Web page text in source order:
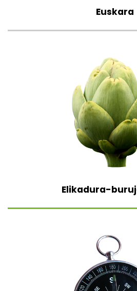
Euskara
Elikadura-